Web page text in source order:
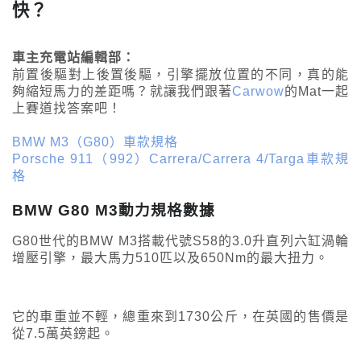
快？
車主充電站編輯部：
前置後驅對上後置後驅，引擎擺放位置的不同，真的能
夠縮短馬力的差距嗎？就讓我們跟著Carwow的Mat一起
上賽道找答案吧！
BMW M3（G80）車款規格
Porsche 911（992）Carrera/Carrera 4/Targa車款規
格
BMW G80 M3動力規格數據
G80世代的BMW M3搭載代號S58的3.0升直列六缸渦輪
增壓引擎，最大馬力510匹以及650Nm的最大扭力。
它的車重並不輕，總重來到1730公斤，在英國的售價是
從7.5萬英鎊起。